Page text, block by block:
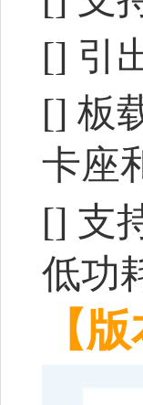
[] 引
[] 板
卡座
[] 支
低功
【